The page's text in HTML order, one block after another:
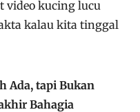
video kucing lucu
kalau kita tinggal
Ada, tapi Bukan
Bahagia